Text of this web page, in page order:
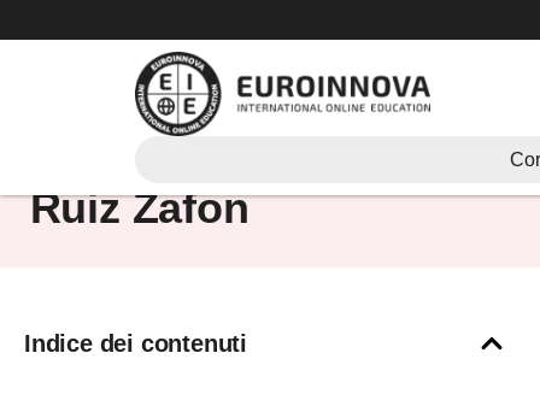
al
Biografia di Carlos
Ruiz Zafon
Indice dei contenuti